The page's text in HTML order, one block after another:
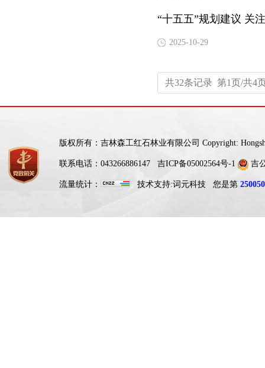
“十五五”规划建议 关
2025-10-29
共32条记录 第1页/共4
版权所有：吉林森工红石林业有限公司 Copyright:
联系电话：043266886147 吉ICP备05002564号-1 吉
流量统计： 技术支持:词元科技 您是第